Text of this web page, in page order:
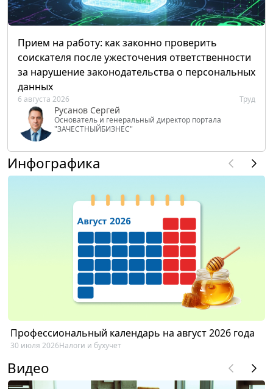
Прием на работу: как законно проверить
соискателя после ужесточения ответственности
за нарушение законодательства о персональных
данных
6 августа 2026 Труд
Русанов Сергей
Основатель и генеральный директор портала
"ЗАЧЕСТНЫЙБИЗНЕС"
Инфографика
Профессиональный календарь на август 2026 года
30 июля 2026Налоги и бухучет
Видео